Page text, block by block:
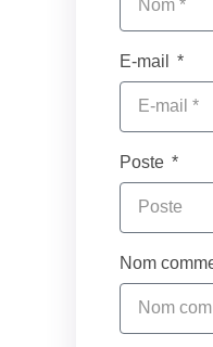
E-mail
Poste
Nom